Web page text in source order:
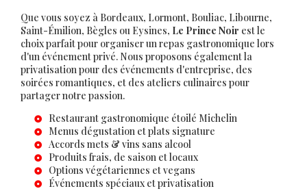
Que vous soyez à Bordeaux, Lormont, Bouliac, Libourne,
Saint-Émilion, Bègles ou Eysines, Le Prince Noir est le
choix parfait pour organiser un repas gastronomique lors
d'un événement privé. Nous proposons également la
privatisation pour des événements d'entreprise, des
soirées romantiques, et des ateliers culinaires pour
partager notre passion.
Restaurant gastronomique étoilé Michelin
Menus dégustation et plats signature
Accords mets & vins sans alcool
Produits frais, de saison et locaux
Options végétariennes et vegans
Événements spéciaux et privatisation